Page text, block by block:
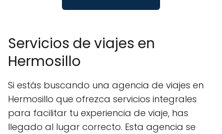
Servicios de viajes en
Hermosillo
Si estás buscando una agencia de viajes en
Hermosillo que ofrezca servicios integrales
para facilitar tu experiencia de viaje, has
llegado al lugar correcto. Esta agencia se